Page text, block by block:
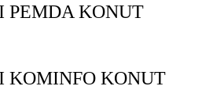
PEMDA KONUT
KOMINFO KONUT